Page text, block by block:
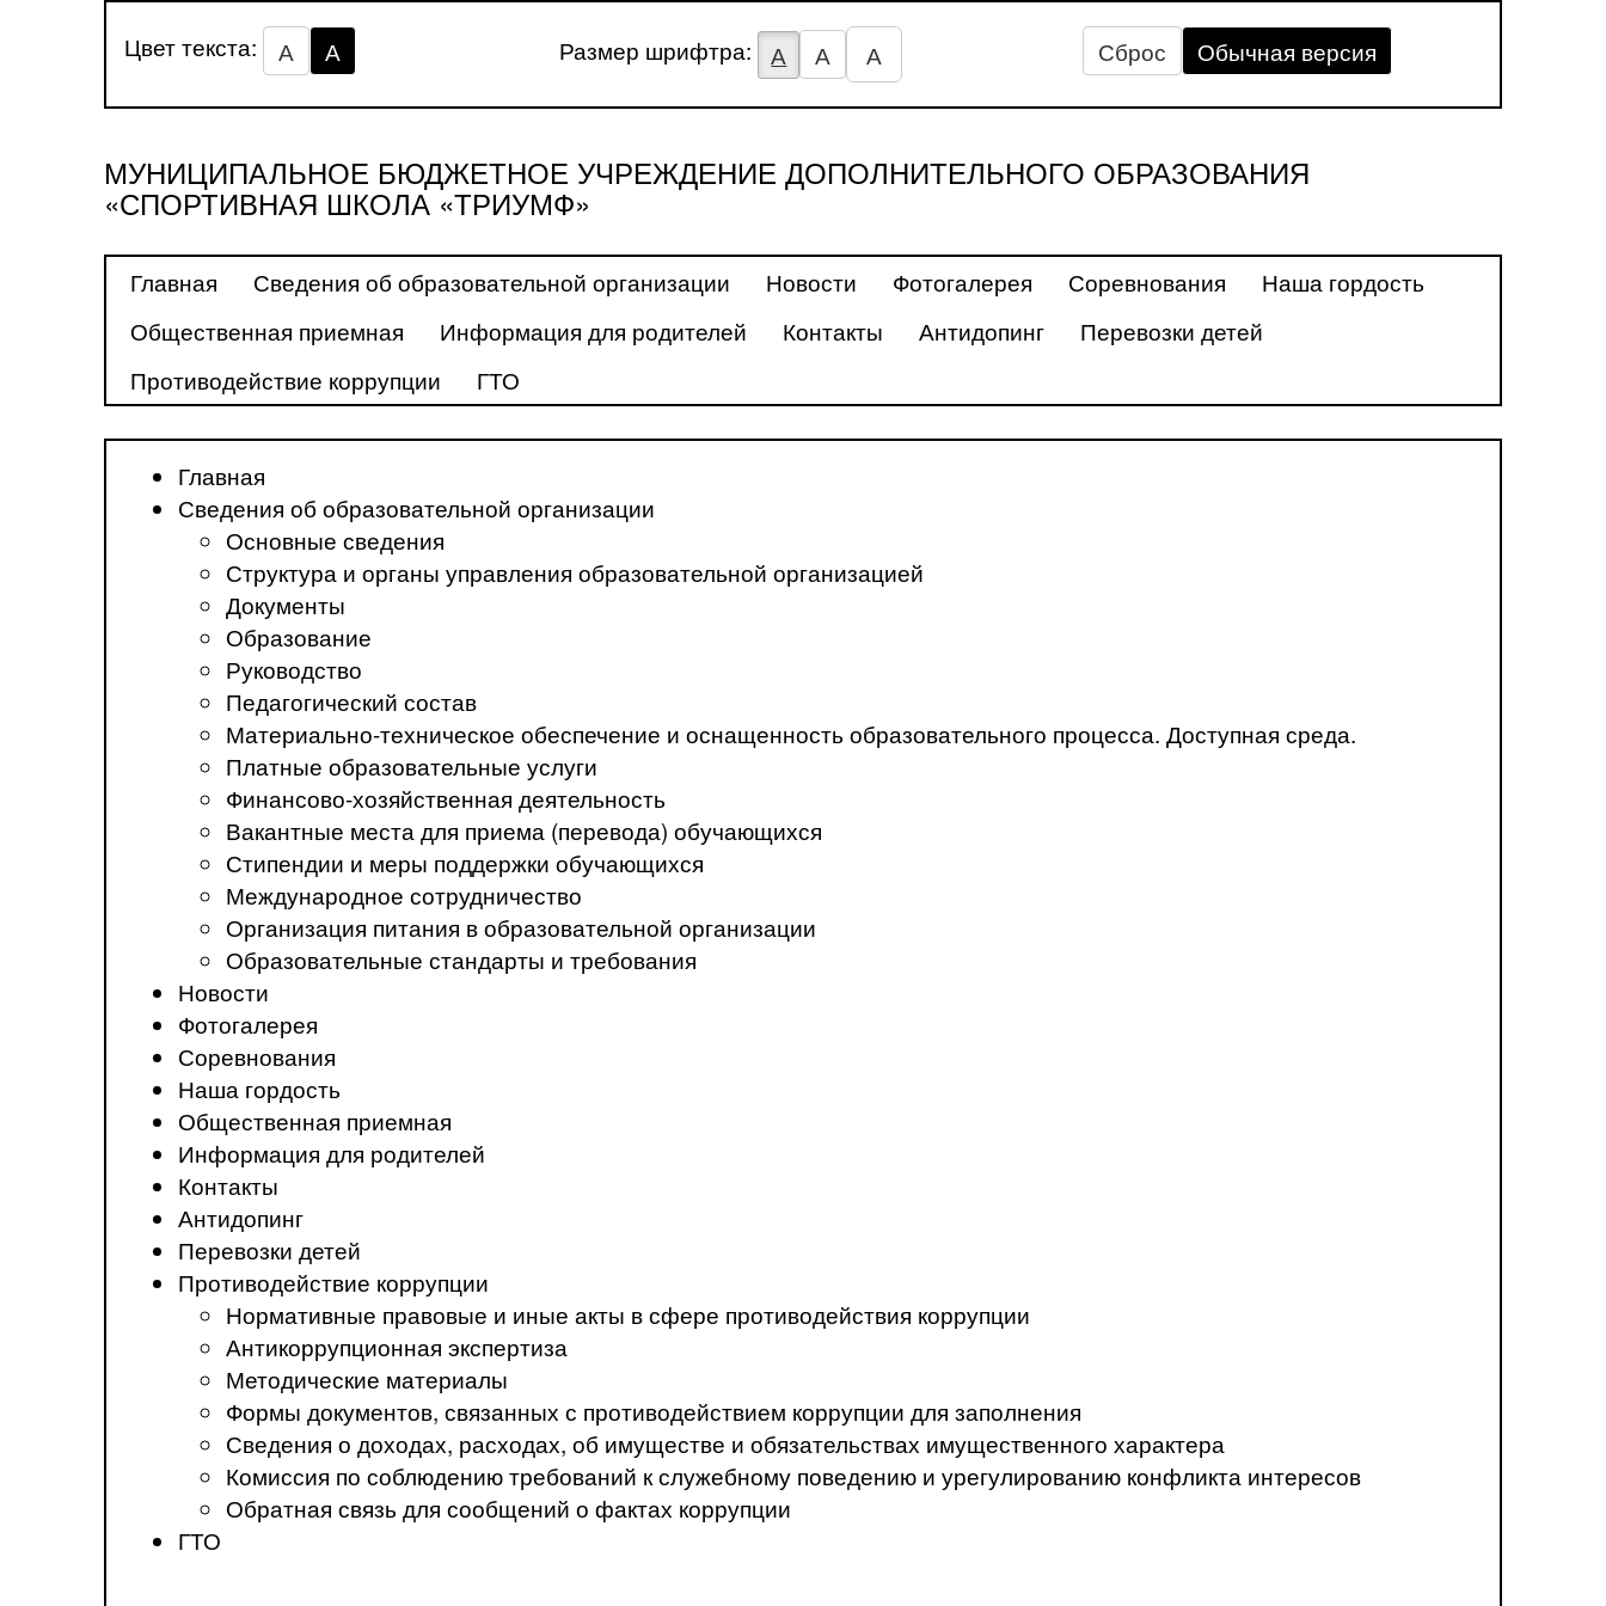
Цвет текста: А А Размер шрифтра: А А А Сброс Обычная версия
МУНИЦИПАЛЬНОЕ БЮДЖЕТНОЕ УЧРЕЖДЕНИЕ ДОПОЛНИТЕЛЬНОГО ОБРАЗОВАНИЯ
«СПОРТИВНАЯ ШКОЛА «ТРИУМФ»
Главная Сведения об образовательной организации Новости Фотогалерея Соревнования
Наша гордость
Общественная приемная
Информация для родителей Контакты Антидопинг
Перевозки детей
Противодействие коррупции
ГТО
Главная
Сведения об образовательной организации
Основные сведения
Структура и органы управления образовательной организацией
Документы
Образование
Руководство
Педагогический состав
Материально-техническое обеспечение и оснащенность образовательного процесса. Доступная среда.
Платные образовательные услуги
Финансово-хозяйственная деятельность
Вакантные места для приема (перевода) обучающихся
Стипендии и меры поддержки обучающихся
Международное сотрудничество
Организация питания в образовательной организации
Образовательные стандарты и требования
Новости
Фотогалерея
Соревнования
Наша гордость
Общественная приемная
Информация для родителей
Контакты
Антидопинг
Перевозки детей
Противодействие коррупции
Нормативные правовые и иные акты в сфере противодействия коррупции
Антикоррупционная экспертиза
Методические материалы
Формы документов, связанных с противодействием коррупции для заполнения
Сведения о доходах, расходах, об имуществе и обязательствах имущественного характера
Комиссия по соблюдению требований к служебному поведению и урегулированию конфликта интересов
Обратная связь для сообщений о фактах коррупции
ГТО